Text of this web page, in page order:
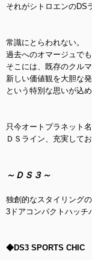
それがシトロエンのDS
常識にとらわれない。
過去へのオマージュでも
そこには、既存のクル
新しい価値観を大胆な
という特別な思いが込
只今オートプラネット
ＤＳライン、充実して
～ＤＳ３～
独創的なスタイリングの
3ドアコンパクトハッ
◆DS3 SPORTS CHIC